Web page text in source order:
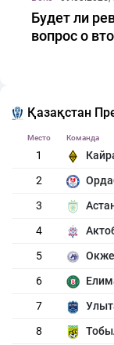
Будет ли
вопрос о
Қазақстан
Место Команда
1
2
3
4
5
6
7
8